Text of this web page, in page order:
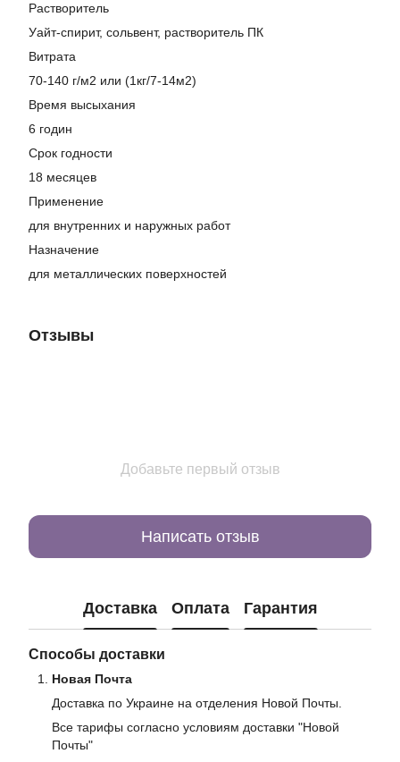
Растворитель
Уайт-спирит, сольвент, растворитель ПК
Витрата
70-140 г/м2 или (1кг/7-14м2)
Время высыхания
6 годин
Срок годности
18 месяцев
Применение
для внутренних и наружных работ
Назначение
для металлических поверхностей
Отзывы
Добавьте первый отзыв
Написать отзыв
Доставка Оплата Гарантия
Способы доставки
Новая Почта
Доставка по Украине на отделения Новой Почты.
Все тарифы согласно условиям доставки "Новой
Почты"